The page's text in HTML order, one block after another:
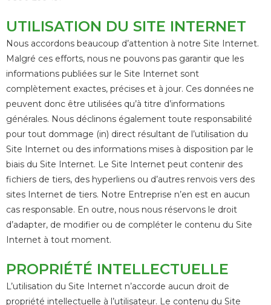
UTILISATION DU SITE INTERNET
Nous accordons beaucoup d’attention à notre Site Internet.
Malgré ces efforts, nous ne pouvons pas garantir que les
informations publiées sur le Site Internet sont
complètement exactes, précises et à jour. Ces données ne
peuvent donc être utilisées qu’à titre d’informations
générales. Nous déclinons également toute responsabilité
pour tout dommage (in) direct résultant de l’utilisation du
Site Internet ou des informations mises à disposition par le
biais du Site Internet. Le Site Internet peut contenir des
fichiers de tiers, des hyperliens ou d’autres renvois vers des
sites Internet de tiers. Notre Entreprise n’en est en aucun
cas responsable. En outre, nous nous réservons le droit
d’adapter, de modifier ou de compléter le contenu du Site
Internet à tout moment.
PROPRIÉTÉ INTELLECTUELLE
L’utilisation du Site Internet n’accorde aucun droit de
propriété intellectuelle à l’utilisateur. Le contenu du Site